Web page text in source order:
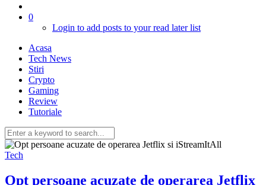
0
Login to add posts to your read later list
Acasa
Tech News
Stiri
Crypto
Gaming
Review
Tutoriale
Tech
Opt persoane acuzate de operarea Jetflix